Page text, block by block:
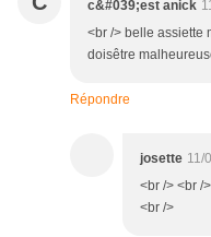
c&#039;est anick
<br /> belle assiette
doisêtre
Répondre
josette 11/
<br /> <br /
<br />